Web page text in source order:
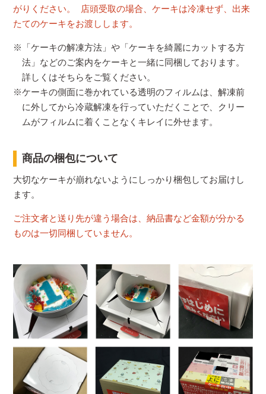
がりください。 店頭受取の場合、ケーキは冷凍せず、出来
たてのケーキをお渡しします。
※「ケーキの解凍方法」や「ケーキを綺麗にカットする方
法」などのご案内をケーキと一緒に同梱しております。
詳しくはそちらをご覧ください。
※ケーキの側面に巻かれている透明のフィルムは、解凍前
に外してから冷蔵解凍を行っていただくことで、クリー
ムがフィルムに着くことなくキレイに外せます。
商品の梱包について
大切なケーキが崩れないようにしっかり梱包してお届けし
ます。
ご注文者と送り先が違う場合は、納品書など金額が分かる
ものは一切同梱していません。